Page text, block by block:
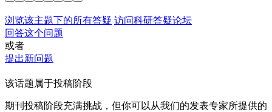
浏览该主题下的所有答疑 访问科研答疑论坛
回答这个问题
或者
提出新问题
该话题属于投稿阶段
期刊投稿阶段充满挑战，但你可以从我们的发表专家所提供的